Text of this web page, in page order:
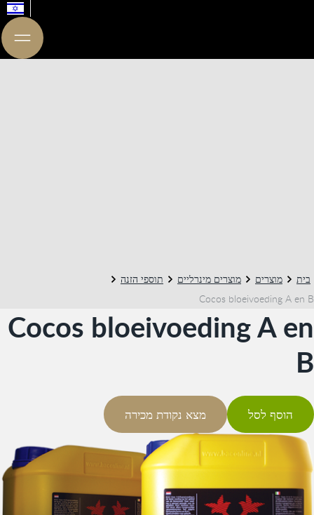
בית מוצרים מוצרים מינרליים
תוספי הזנה
Cocos bloeivoeding A en B
Cocos bloeivoeding A en
B
הוסף לסל מצא נקודת מכירה